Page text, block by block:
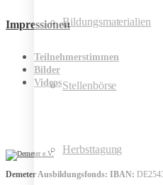
Bildungsmaterialien
Stellenbörse
Herbsttagung
Impressionen
Teilnehmerstimmen
Bilder
Videos
Demeter Ausbildungsfonds: IBAN: